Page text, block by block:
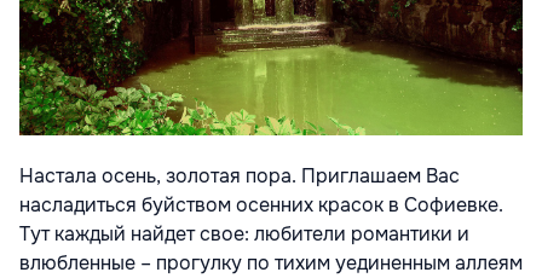
Настала осень, золотая пора. Приглашаем Вас
насладиться буйством осенних красок в Софиевке.
Тут каждый найдет свое: любители романтики и
влюбленные – прогулку по тихим уединенным аллеям